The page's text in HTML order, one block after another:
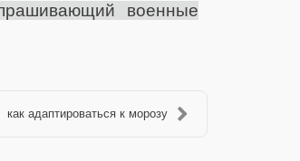
военные
как адаптироваться к морозу